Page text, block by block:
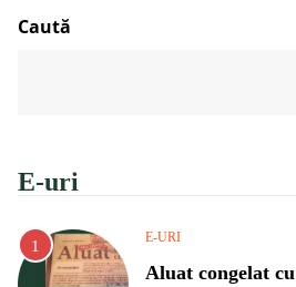
Caută
E-uri
E-URI
Aluat congelat